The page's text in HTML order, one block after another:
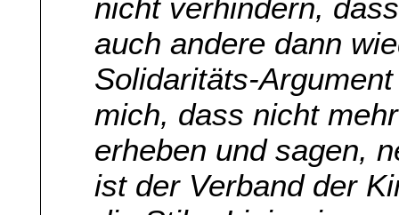
nicht verhindern,
auch andere dann
Solidaritäts-
mich, dass nicht
erheben und sagen,
ist der Verband der